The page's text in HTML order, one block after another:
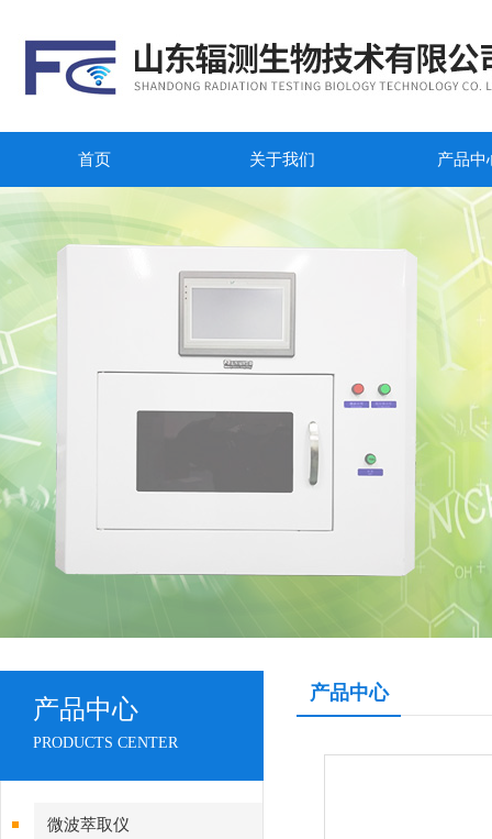
首页 关于我们 产品中
产品中心
PRODUCTS CENTER
微波萃取仪
产品中心